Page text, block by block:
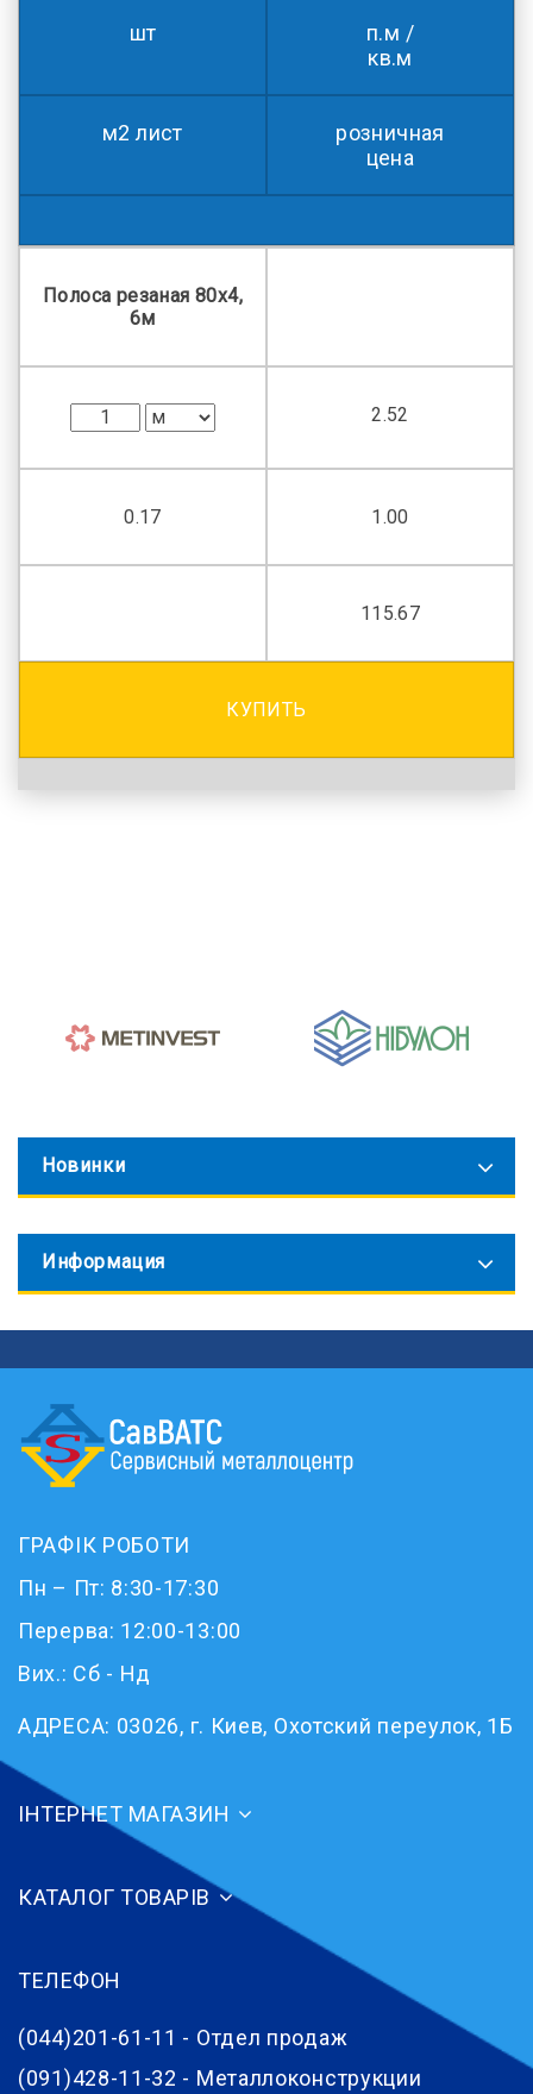
шт
п.м /
кв.м
м2 лист
розничная
цена
Полоса резаная 80х4,
6м
2.52
0.17 1.00
115.67
КУПИТЬ
Новинки
Информация
ГРАФІК РОБОТИ
Пн – Пт: 8:30-17:30
Перерва: 12:00-13:00
Вих.: Сб - Нд
АДРЕСА: 03026, г. Киев, Охотский переулок, 1Б
ІНТЕРНЕТ МАГАЗИН
КАТАЛОГ ТОВАРІВ
ТЕЛЕФОН
(044)201-61-11 - Отдел продаж
(091)428-11-32 - Металлоконструкции